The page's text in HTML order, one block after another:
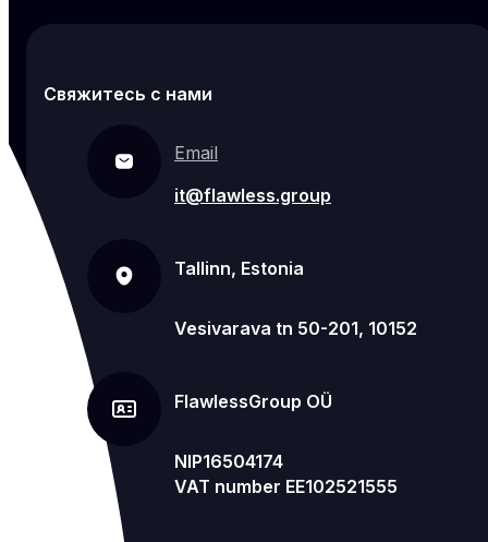
Свяжитесь с нами
Email
it@flawless.group
Tallinn, Estonia
Vesivarava tn 50-201, 10152
FlawlessGroup OÜ
NIP16504174
VAT number EE102521555